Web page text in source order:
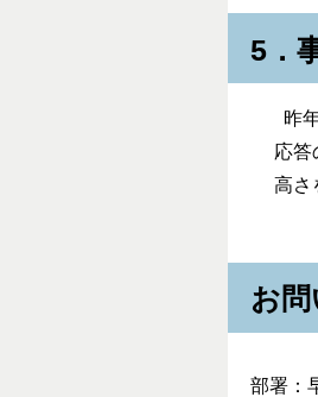
5．
昨
応答
高さ
お
部署：